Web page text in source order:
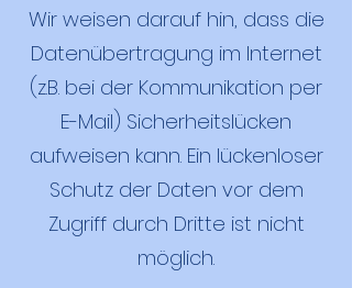
Wir weisen darauf hin, dass die
Datenübertragung im Internet
(z.B. bei der Kommunikation per
E-Mail) Sicherheitslücken
aufweisen kann. Ein lückenloser
Schutz der Daten vor dem
Zugriff durch Dritte ist nicht
möglich.